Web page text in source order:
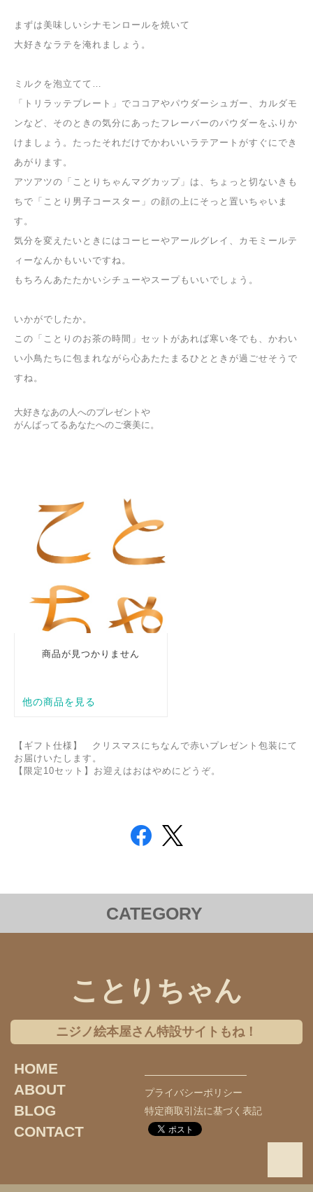
まずは美味しいシナモンロールを焼いて
大好きなラテを淹れましょう。
ミルクを泡立てて…
「トリラッテプレート」でココアやパウダーシュガー、カルダモ
ンなど、そのときの気分にあったフレーバーのパウダーをふりか
けましょう。たったそれだけでかわいいラテアートがすぐにでき
あがります。
アツアツの「ことりちゃんマグカップ」は、ちょっと切ないきも
ちで「ことり男子コースター」の顔の上にそっと置いちゃいま
す。
気分を変えたいときにはコーヒーやアールグレイ、カモミールテ
ィーなんかもいいですね。
もちろんあたたかいシチューやスープもいいでしょう。
いかがでしたか。
この「ことりのお茶の時間」セットがあれば寒い冬でも、 かわい
い小鳥たちに包まれながら心あたたまるひとときが過ごせそうで
すね。
大好きなあの人へのプレゼントや
がんばってるあなたへのご褒美に。
【 ギフト仕様 】 クリスマスにちなんで赤いプレゼント包装にて
お届けいたします。
【限定10セット 】 お迎えは おはやめに どうぞ 。
CATEGORY
洋服 バッグ ステーショナリー 雑貨
iPhoneケース Androidケース
ギフトセット アクセサリー
オンライン限定商品
セキセイインコ 文鳥
コザクラインコ ボタンインコ
ことりちゃん
ニジノ絵本屋さん特設サイトもね！
HOME
ABOUT
BLOG
CONTACT
プライバシーポリシー
特定商取引法に基づく表記